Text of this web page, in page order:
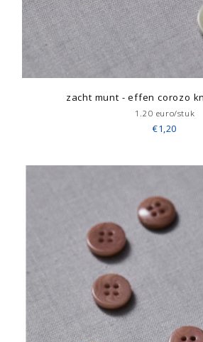
zacht munt - effen corozo
1.20 euro/stuk
€1,20